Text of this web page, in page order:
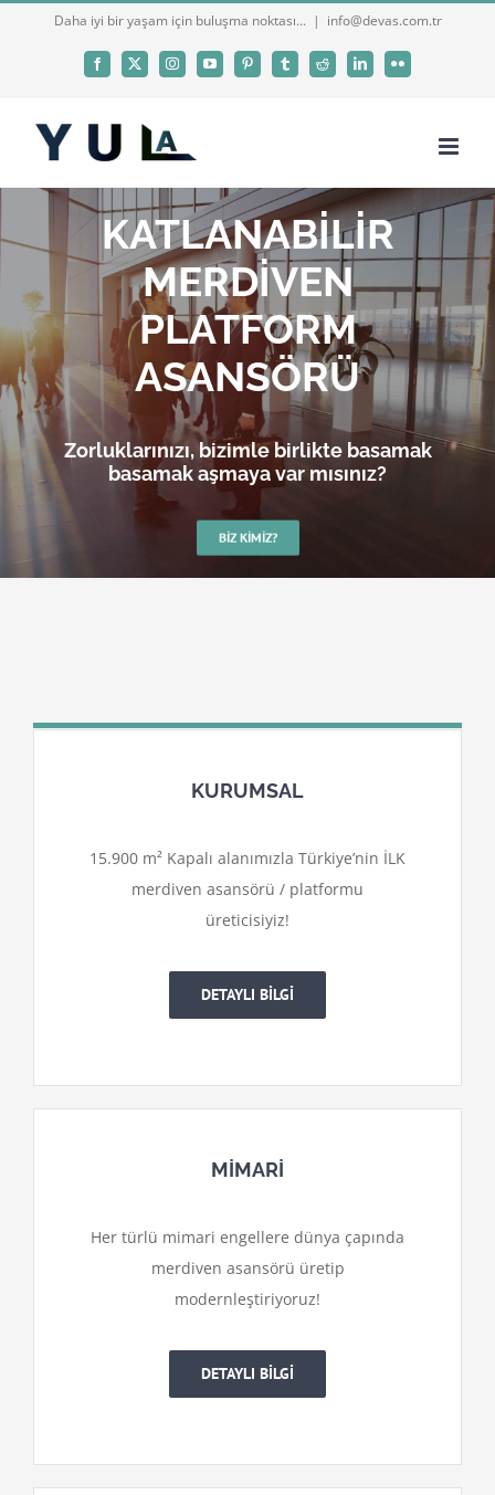
Daha iyi bir yaşam için buluşma noktası... | info@devas.com.tr
Facebook
X InstagramYouTubePinterestTumblrReddit LinkedInFlickr
KATLANABİLİR
MERDİVEN
PLATFORM
ASANSÖRÜ
Zorluklarınızı, bizimle birlikte basamak
basamak aşmaya var mısınız?
BIZ KIMIZ?
KURUMSAL
15.900 m² Kapalı alanımızla Türkiye’nin İLK
merdiven asansörü / platformu
üreticisiyiz!
DETAYLI BİLGİ
MİMARİ
Her türlü mimari engellere dünya çapında
merdiven asansörü üretip
modernleştiriyoruz!
DETAYLI BİLGİ